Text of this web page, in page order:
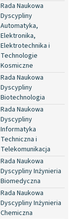
Rada Naukowa
Dyscypliny
Automatyka,
Elektronika,
Elektrotechnika i
Technologie
Kosmiczne
Rada Naukowa
Dyscypliny
Biotechnologia
Rada Naukowa
Dyscypliny
Informatyka
Techniczna i
Telekomunikacja
Rada Naukowa
Dyscypliny Inżynieria
Biomedyczna
Rada Naukowa
Dyscypliny Inżynieria
Chemiczna